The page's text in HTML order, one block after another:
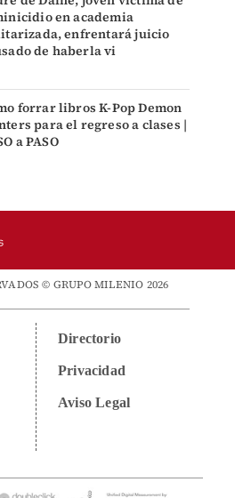
en academia
enfrentará juicio
de haberla vi
forrar libros K-Pop Demon
para el regreso a clases |
a PASO
© GRUPO MILENIO 2026
Directorio
Privacidad
Aviso Legal